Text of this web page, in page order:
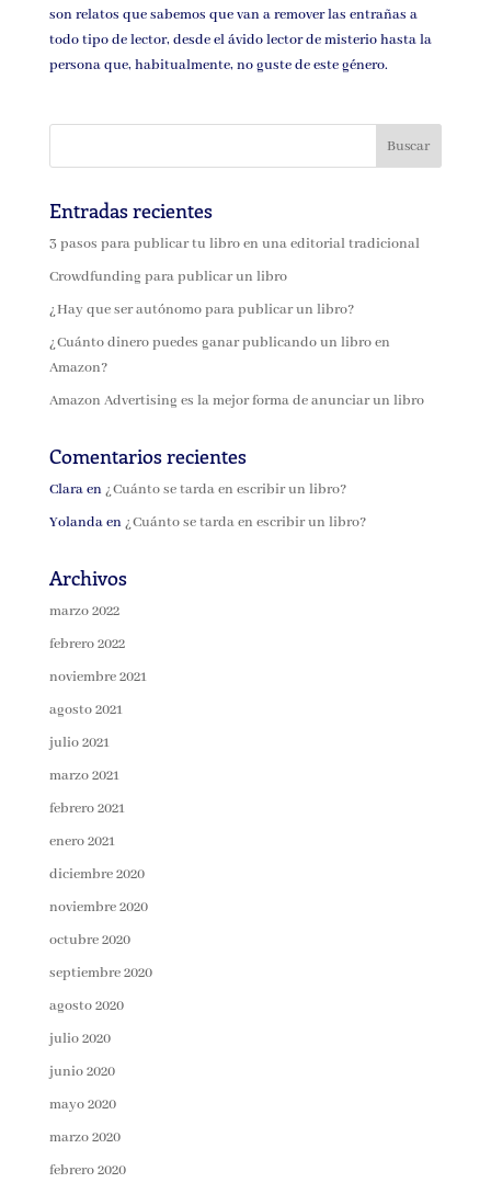
son relatos que sabemos que van a remover las entrañas a
todo tipo de lector, desde el ávido lector de misterio hasta la
persona que, habitualmente, no guste de este género.
Entradas recientes
3 pasos para publicar tu libro en una editorial tradicional
Crowdfunding para publicar un libro
¿Hay que ser autónomo para publicar un libro?
¿Cuánto dinero puedes ganar publicando un libro en
Amazon?
Amazon Advertising es la mejor forma de anunciar un libro
Comentarios recientes
Claraen¿Cuánto se tarda en escribir un libro?
Yolandaen¿Cuánto se tarda en escribir un libro?
Archivos
marzo 2022
febrero 2022
noviembre 2021
agosto 2021
julio 2021
marzo 2021
febrero 2021
enero 2021
diciembre 2020
noviembre 2020
octubre 2020
septiembre 2020
agosto 2020
julio 2020
junio 2020
mayo 2020
marzo 2020
febrero 2020